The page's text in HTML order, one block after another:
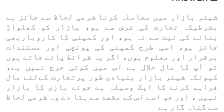
شیئر بازار میں معاملہ کرنا شرعی لحاظ سے جائز ہے
بشرطیکہ تجارت کی غرض سے ہو، بازار کو کھلواڑ
بنانے کی نيت سے نہ ہو، اور کمپنی کا کاروباربھی
جائز ہو، اسی طرح کمپنی کی پونچی اور مستندات
برقرار اور معلوم ہوں، اگر یہ شرائط پائے جاتے ہوں
تو آپ کا مال حلال ہے اس میں کوئی حرج نہیں ہے،
کیونکہ شیئر بازار بنیادی طور پرتجارت کےلئے مال
فراہم کرنے کا ایک وسیلہ ہے جوئے بازی کا بازار
نہیں ، اور جو اسے اس کے مقصد سے ہٹا دے وہ شرعی لحاظ
سے گناہ گار ہے.